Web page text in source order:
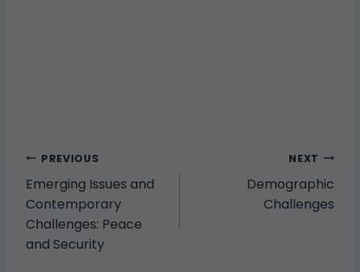
PREVIOUS
Emerging Issues and
Contemporary
Challenges: Peace
and Security
NEXT
Demographic
Challenges